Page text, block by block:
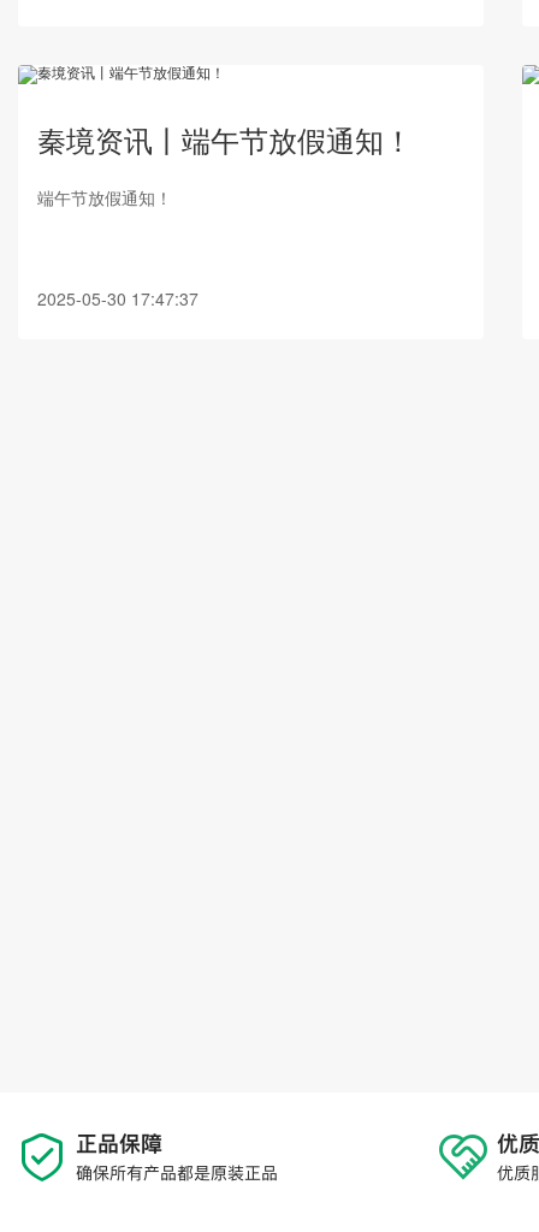
秦境资讯丨端午节放假通知！
端午节放假通知！
2025-05-30 17:47:37